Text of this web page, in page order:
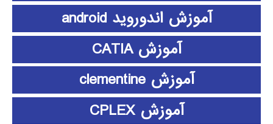
آموزش اندوروید android
آموزش CATIA
آموزش clementine
آموزش CPLEX